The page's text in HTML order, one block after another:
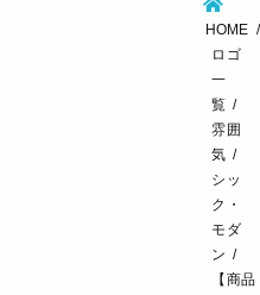
HOME
ロゴ
一
覧
雰囲
気
シッ
ク・
モダ
ン
【商品